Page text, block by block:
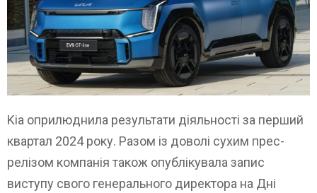
Kia оприлюднила результати діяльності за перший
квартал 2024 року. Разом із доволі сухим прес-
релізом компанія також опублікувала запис
виступу свого генерального директора на Дні